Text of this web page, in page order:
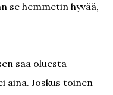
se hemmetin hyvää,
saa oluesta
aina. Joskus toinen